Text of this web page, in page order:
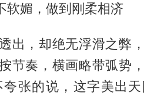
软媚，做到刚柔相济
出，却绝无浮滑之弊
节奏，横画略带弧势
张的说，这字美出